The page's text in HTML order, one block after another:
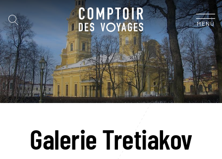
MENU
Galerie Tretiakov